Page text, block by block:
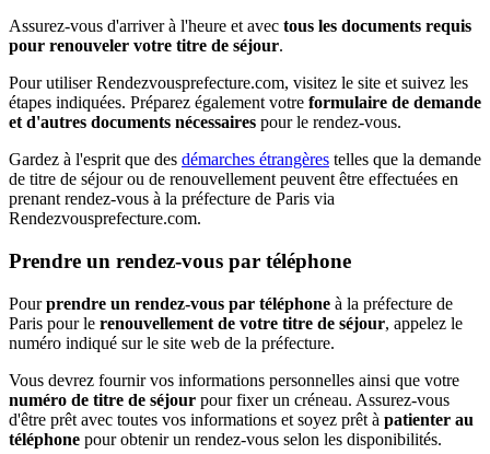
Assurez-vous d'arriver à l'heure et avec tous les documents requis
pour renouveler votre titre de séjour.
Pour utiliser Rendezvousprefecture.com, visitez le site et suivez les
étapes indiquées. Préparez également votre formulaire de demande
et d'autres documents nécessaires pour le rendez-vous.
Gardez à l'esprit que des démarches étrangères telles que la demande
de titre de séjour ou de renouvellement peuvent être effectuées en
prenant rendez-vous à la préfecture de Paris via
Rendezvousprefecture.com.
Prendre un rendez-vous par téléphone
Pourprendre un rendez-vous par téléphone à la préfecture de
Paris pour le renouvellement de votre titre de séjour, appelez le
numéro indiqué sur le site web de la préfecture.
Vous devrez fournir vos informations personnelles ainsi que votre
numéro de titre de séjour pour fixer un créneau. Assurez-vous
d'être prêt avec toutes vos informations et soyez prêt à patienter au
téléphone pour obtenir un rendez-vous selon les disponibilités.